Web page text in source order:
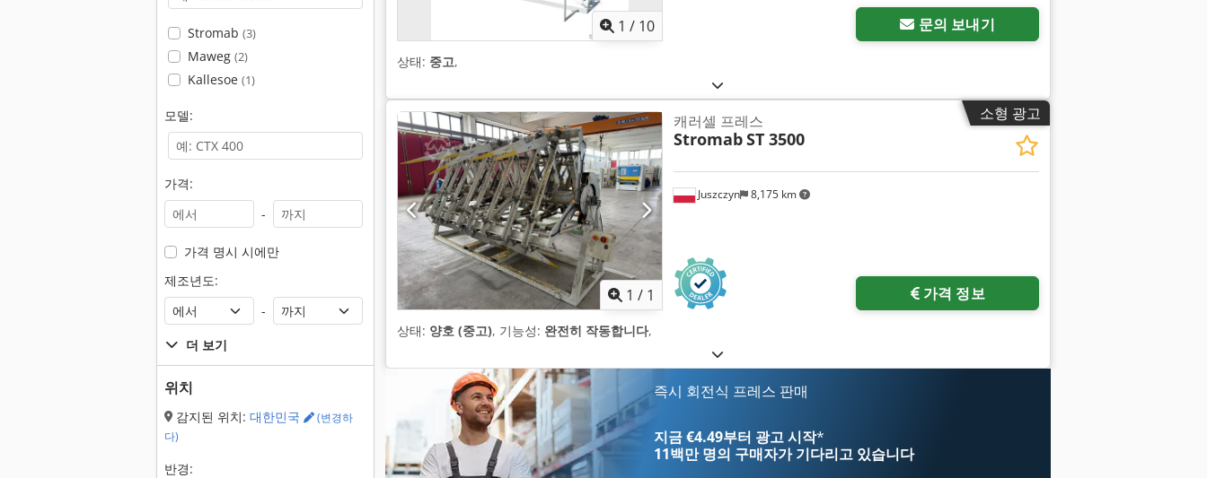
Stromab (3)
Maweg (2)
Kallesoe (1)
모델:
가격:
-
가격 명시 시에만
제조년도:
-
더 보기
위치
감지된 위치: 대한민국
(변경하
다)
반경:
1 / 10 문의 보내기
상태: 중고,
소형 광고
1 / 1
Juszczyn 8,175 km
캐러셀 프레스
StromabST 3500
가격 정보
상태: 양호 (중고), 기능성: 완전히 작동합니다,
즉시 회전식 프레스 판매
지금 €4.49부터 광고 시작*
11백만 명의 구매자가 기다리고 있습니다